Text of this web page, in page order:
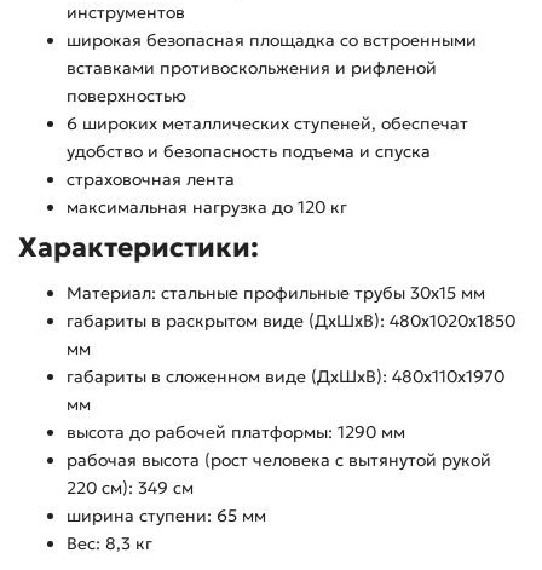
инструментов
широкая безопасная площадка со встроенными
вставками противоскольжения и рифленой
поверхностью
6 широких металлических ступеней, обеспечат
удобство и безопасность подъема и спуска
страховочная лента
максимальная нагрузка до 120 кг
Характеристики:
Материал: стальные профильные трубы 30х15 мм
габариты в раскрытом виде (ДхШхВ): 480х1020х1850
мм
габариты в сложенном виде (ДхШхВ): 480х110х1970
мм
высота до рабочей платформы: 1290 мм
рабочая высота (рост человека с вытянутой рукой
220 см): 349 см
ширина ступени: 65 мм
Вес: 8,3 кг